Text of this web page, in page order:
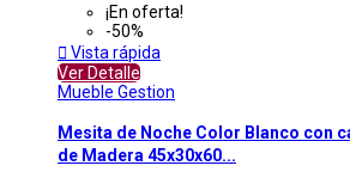
¡En oferta!
-50%
 Vista rápida
Ver Detalle
Mueble Gestion
Mesita de Noche Color Blanco con
de Madera 45x30x60...